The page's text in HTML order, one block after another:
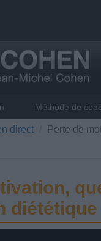
Méthode de
direct Perte de
diététique